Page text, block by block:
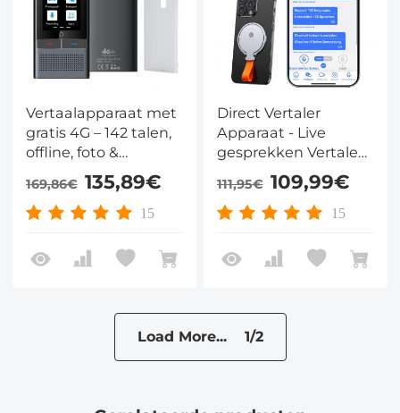
Vertaalapparaat met
gratis 4G – 142 talen,
offline, foto &
opname vertaling
169,86€ 135,89€
15
Direct Vertaler
Apparaat - Live
gesprekken Vertalen
& Opnemen -
Kentfaith
111,95€ 109,99€
15
Load More... 1/2